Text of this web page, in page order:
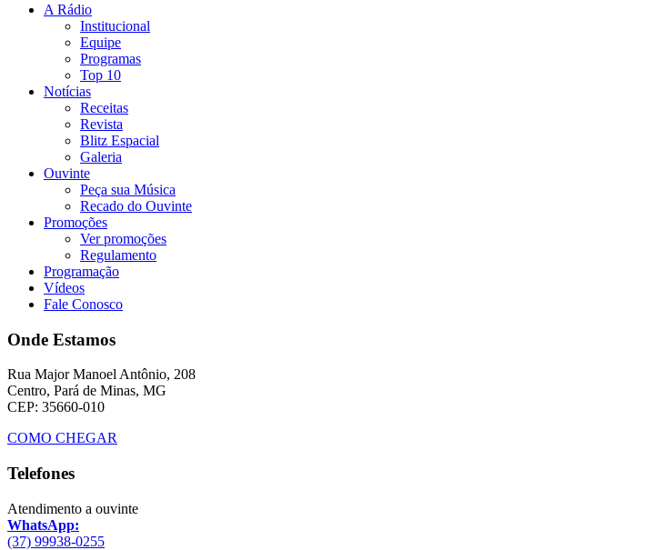
A Rádio
Institucional
Equipe
Programas
Top 10
Notícias
Receitas
Revista
Blitz Espacial
Galeria
Ouvinte
Peça sua Música
Recado do Ouvinte
Promoções
Ver promoções
Regulamento
Programação
Vídeos
Fale Conosco
Onde Estamos
Rua Major Manoel Antônio, 208
Centro, Pará de Minas, MG
CEP: 35660-010
COMO CHEGAR
Telefones
Atendimento a ouvinte
WhatsApp:
(37) 99938-0255